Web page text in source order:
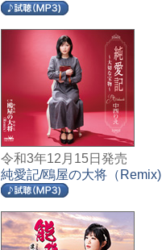
令和3年12月15日発売
純愛記/鴎屋の大将（Remix)